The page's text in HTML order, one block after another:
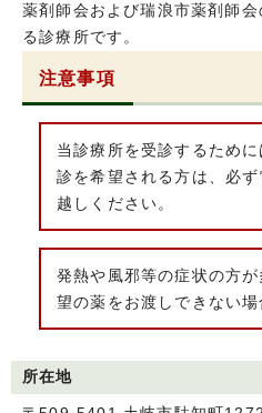
薬剤師会および瑞浪市薬剤師
る診療所です。
注意事項
当診療所を受診するため
診を希望される方は、必
越しください。
発熱や風邪等の症状の方
望の薬をお渡しできない場
所在地